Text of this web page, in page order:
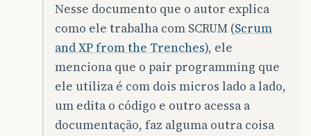
Nesse documento que o autor explica
como ele trabalha com SCRUM (Scrum
and XP from the Trenches), ele
menciona que o pair programming que
ele utiliza é com dois micros lado a lado,
um edita o código e outro acessa a
documentação, faz alguma outra coisa